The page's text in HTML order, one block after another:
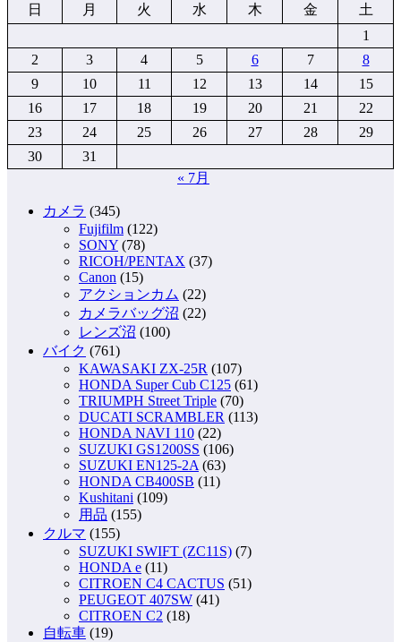
日
月 火 水 木 金
土
1
2
3 4 5 6 7
8
9
10 11 12 13 14
15
16
17 18 19 20 21
22
23
24 25 26 27 28
29
30
31
« 7月
カメラ (345)
Fujifilm (122)
SONY (78)
RICOH/PENTAX (37)
Canon (15)
アクションカム (22)
カメラバッグ沼 (22)
レンズ沼 (100)
バイク (761)
KAWASAKI ZX-25R (107)
HONDA Super Cub C125 (61)
TRIUMPH Street Triple (70)
DUCATI SCRAMBLER (113)
HONDA NAVI 110 (22)
SUZUKI GS1200SS (106)
SUZUKI EN125-2A (63)
HONDA CB400SB (11)
Kushitani (109)
用品 (155)
クルマ (155)
SUZUKI SWIFT (ZC11S) (7)
HONDA e (11)
CITROEN C4 CACTUS (51)
PEUGEOT 407SW (41)
CITROEN C2 (18)
自転車 (19)